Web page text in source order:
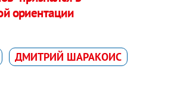
ориентации
ДМИТРИЙ ШАРАКОИС